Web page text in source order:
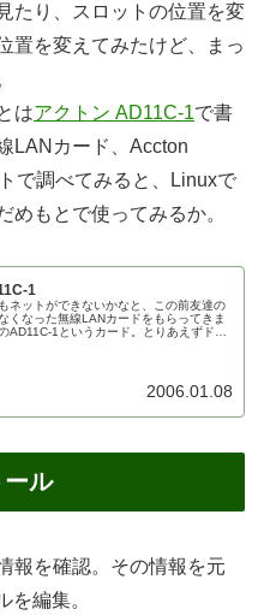
たり、スロットの位置を変
置を変えてみたけど、まっ
はアクトン AD11C-1で書
LANカード、Accton
で調べてみると、Linuxで
めもとで使ってみるか。
1
ネットができないかなと、この前友達の
くなった無線LANカードをもらってきま
AD11C-1というカード。とりあえずドラ
2006.01.08
ル
報を確認。その情報を元
を編集。